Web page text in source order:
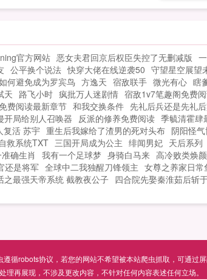
官方网站 恶女夫君回京后权臣失控了无删减版
公平换个说法 快穿大佬在线逆袭50 守望星空展望
何避免成为罗宾鸟 方逸天 宿敌联手 微光有心 瞎
天 路飞小时 疯批万人迷剧情 宿敌1v7笔趣阁免费
费阅读最新章节 和我交换条件 先礼后兵还是先礼
开局给别人召唤器 反派的修养免费阅读 季毓清霍肆
复活 苏宇 重生后我嫁给了渣男的死对头布 阴阳怪
救系统TXT 三国开局成为公主 绯闻男妃 天后系列
确生肖 我有一个足球梦 身骑白马来 高冷败类焕颜
还是将军 全球中二我独醒刀锋领主 女尊之养家日常
之最强天帝系统 截教夜公子 四合院先娶秦淮茹后斩
循robots协议，若您的网站不希望被本站爬虫抓取，可通过
再展现，不涉及更改内容，不针对任何内容表述任何立场。